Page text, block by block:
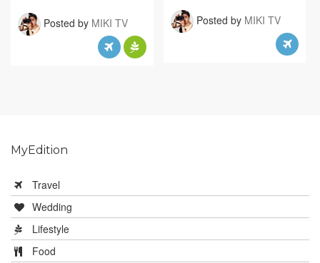
Posted by MIKI TV Posted by MIKI TV
MyEdition
Travel
Wedding
Lifestyle
Food